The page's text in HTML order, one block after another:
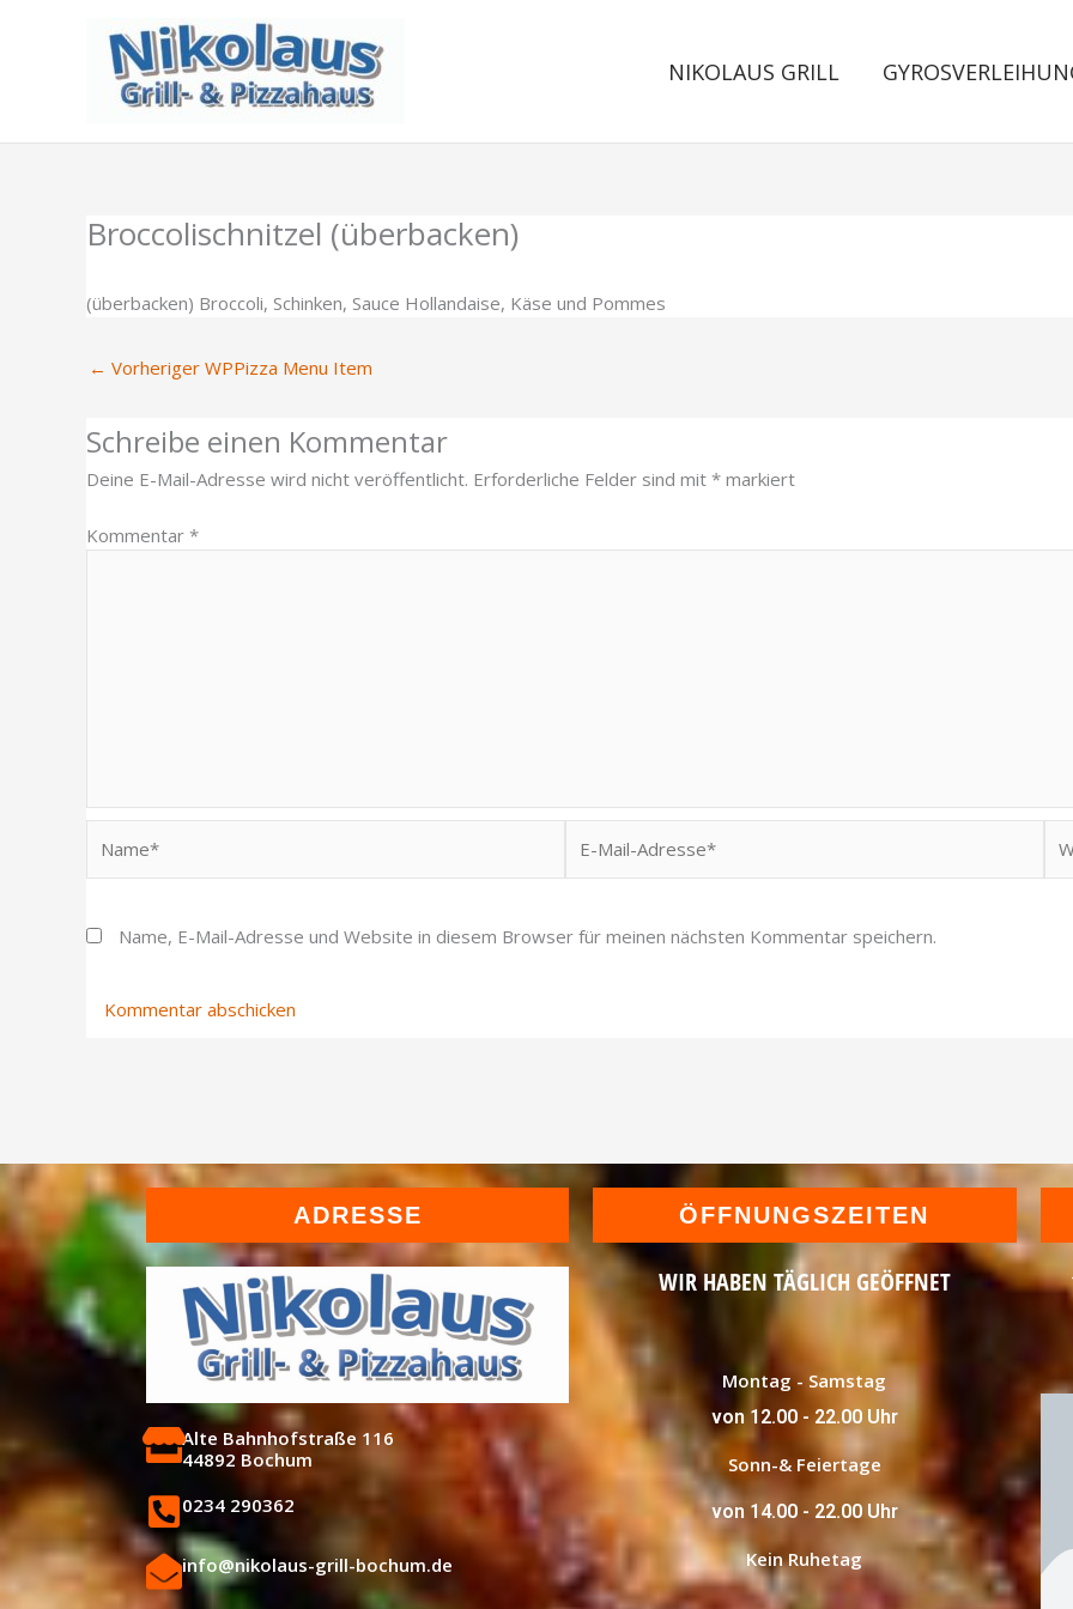
NIKOLAUS GRILL
Broccolischnitzel (überbacken)
(überbacken) Broccoli, Schinken, Sauce Hollandaise, Käse und Pommes
← Vorheriger WPPizza Menu Item
Schreibe einen Kommentar
Deine E-Mail-Adresse wird nicht veröffentlicht. Erforderliche Felder sind mit * markiert
Kommentar *
Mail-
Name, E-Mail-Adresse und Website in diesem Browser für meinen nächsten Kommentar speichern.
ADRESSE
Alte Bahnhofstraße 116
44892 Bochum
0234 290362
info@nikolaus-grill-bochum.de
ÖFFNUNGSZEITEN
WIR HABEN TÄGLICH GEÖFFNET
Montag - Samstag
von 12.00 - 22.00 Uhr
Sonn-& Feiertage
von 14.00 - 22.00 Uhr
Kein Ruhetag